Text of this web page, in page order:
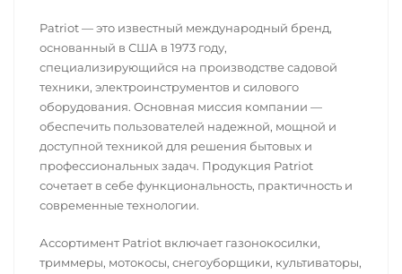
Patriot — это известный международный бренд,
основанный в США в 1973 году,
специализирующийся на производстве садовой
техники, электроинструментов и силового
оборудования. Основная миссия компании —
обеспечить пользователей надежной, мощной и
доступной техникой для решения бытовых и
профессиональных задач. Продукция Patriot
сочетает в себе функциональность, практичность и
современные технологии.
Ассортимент Patriot включает газонокосилки,
триммеры, мотокосы, снегоуборщики, культиваторы,